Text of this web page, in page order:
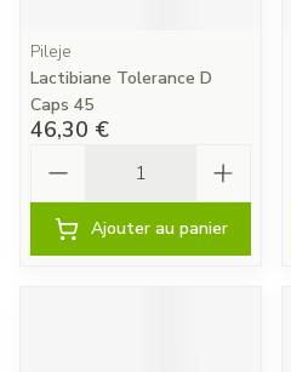
Pileje
Lactibiane Tolerance D
Caps 45
46,30 €
Ajouter au panier